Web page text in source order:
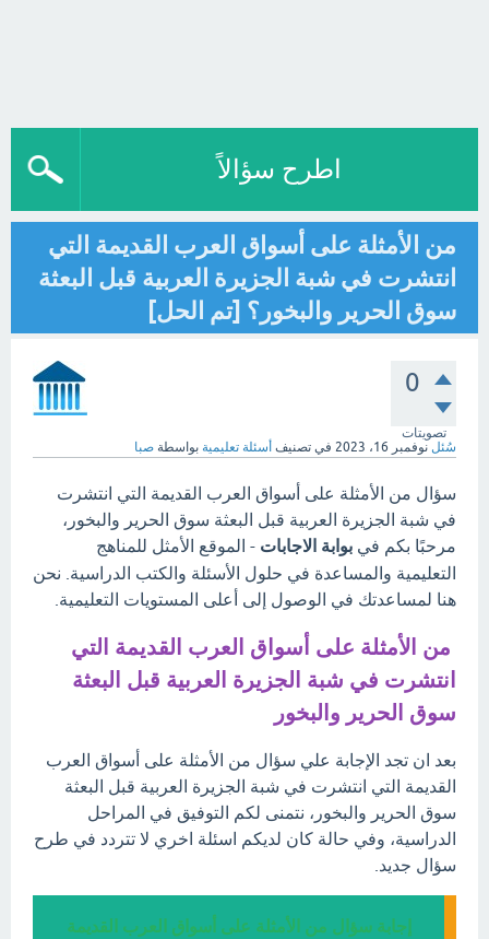
اطرح سؤالاً
من الأمثلة على أسواق العرب القديمة التي
انتشرت في شبة الجزيرة العربية قبل البعثة
سوق الحرير والبخور؟ [تم الحل]
0
تصويتات
سُئل نوفمبر 16، 2023 في تصنيف أسئلة تعليمية بواسطة صبا
سؤال من الأمثلة على أسواق العرب القديمة التي انتشرت
في شبة الجزيرة العربية قبل البعثة سوق الحرير والبخور،
مرحبًا بكم في بوابة الاجابات - الموقع الأمثل للمناهج
التعليمية والمساعدة في حلول الأسئلة والكتب الدراسية. نحن
هنا لمساعدتك في الوصول إلى أعلى المستويات التعليمية.
من الأمثلة على أسواق العرب القديمة التي
انتشرت في شبة الجزيرة العربية قبل البعثة
سوق الحرير والبخور
بعد ان تجد الإجابة علي سؤال من الأمثلة على أسواق العرب
القديمة التي انتشرت في شبة الجزيرة العربية قبل البعثة
سوق الحرير والبخور، نتمنى لكم التوفيق في المراحل
الدراسية، وفي حالة كان لديكم اسئلة اخري لا تتردد في طرح
سؤال جديد.
إجابة سؤال من الأمثلة على أسواق العرب القديمة